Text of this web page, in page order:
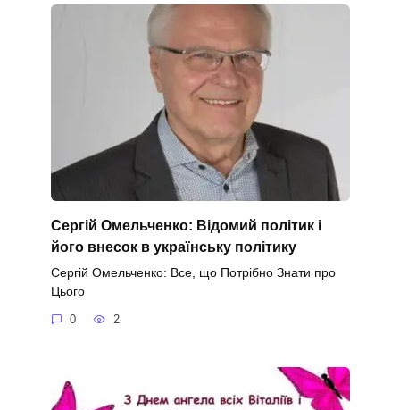
Сергій Омельченко: Відомий політик і
його внесок в українську політику
Сергій Омельченко: Все, що Потрібно Знати про
Цього
0 2